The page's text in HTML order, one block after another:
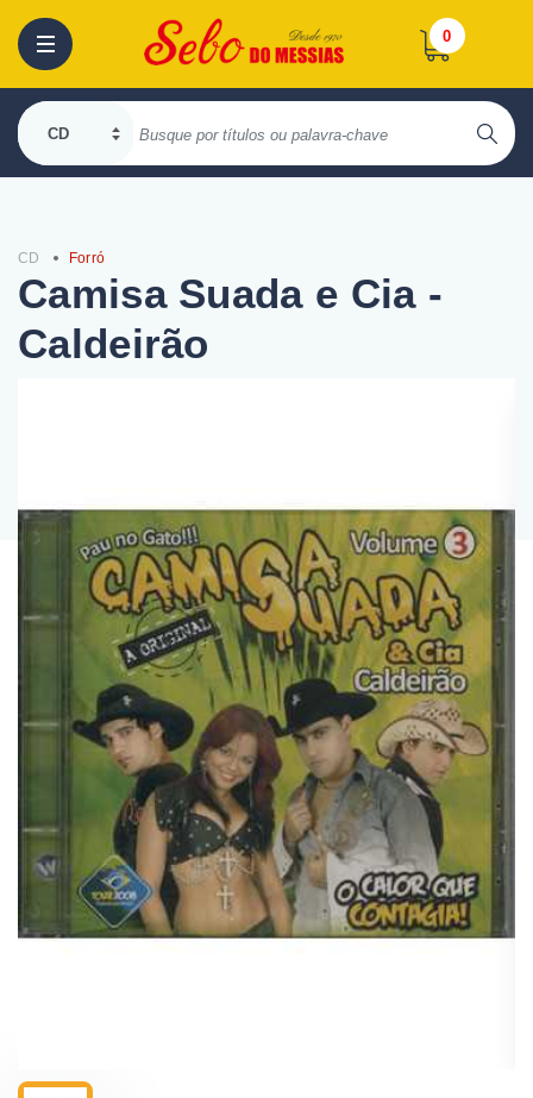
0
CD Forró
Camisa Suada e Cia -
Caldeirão